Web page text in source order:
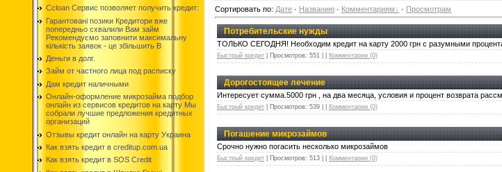
Ccloan Сервис позволяет получить кредит:
Гарантовані позики Кредитори вже
попередньо схвалили Вам займ
Рекомендуємо заповнити максимальну
кількість заявок - це збільшить В
Деньги в долг.
Займ от частного лица под расписку
Дам кредит наличными
Онлайн-оформление микрозайма подбор
онлайн из сервисов кредитов на карту Мы
собрали лучшие предложения кредитных
организаций
Отзывы кредит онлайн на карту Украина
Как взять кредит в creditup.com.ua
Как взять кредит в SOS Credit
Сортировать по: Дате · Названию · Комментариям · Просмотрам
Потребительские нужды
ТОЛЬКО СЕГОДНЯ! Необходим кредит на карту 2000 грн с разумными
Быстрый кредит Просмотров: 551 Комментарии (0)
Дорогостоящее лечение
Интересует сумма.5000 грн , на два месяца, условия и процент возврата
Быстрый кредит Просмотров: 539 Комментарии (0)
Погашение микрозаймов
Срочно нужно погасить несколько микрозаймов
Быстрый кредит Просмотров: 513 Комментарии (0)